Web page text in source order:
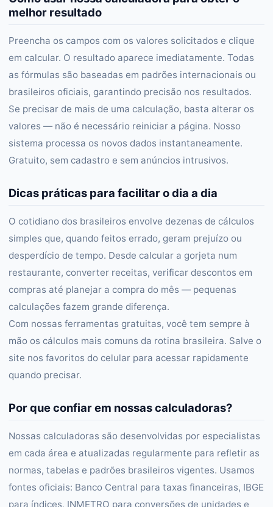
melhor resultado
Preencha os campos com os valores solicitados e clique
em calcular. O resultado aparece imediatamente. Todas
as fórmulas são baseadas em padrões internacionais ou
brasileiros oficiais, garantindo precisão nos resultados.
Se precisar de mais de uma calculação, basta alterar os
valores — não é necessário reiniciar a página. Nosso
sistema processa os novos dados instantaneamente.
Gratuito, sem cadastro e sem anúncios intrusivos.
Dicas práticas para facilitar o dia a dia
O cotidiano dos brasileiros envolve dezenas de cálculos
simples que, quando feitos errado, geram prejuízo ou
desperdício de tempo. Desde calcular a gorjeta num
restaurante, converter receitas, verificar descontos em
compras até planejar a compra do mês — pequenas
calculações fazem grande diferença.
Com nossas ferramentas gratuitas, você tem sempre à
mão os cálculos mais comuns da rotina brasileira. Salve o
site nos favoritos do celular para acessar rapidamente
quando precisar.
Por que confiar em nossas calculadoras?
Nossas calculadoras são desenvolvidas por especialistas
em cada área e atualizadas regularmente para refletir as
normas, tabelas e padrões brasileiros vigentes. Usamos
fontes oficiais: Banco Central para taxas financeiras, IBGE
para índices, INMETRO para conversões de unidades e